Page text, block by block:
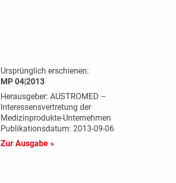
Ursprünglich erschienen:
MP 04|2013
Herausgeber: AUSTROMED –
Interessensvertretung der
Medizinprodukte-Unternehmen
Publikationsdatum: 2013-09-06
Zur Ausgabe »